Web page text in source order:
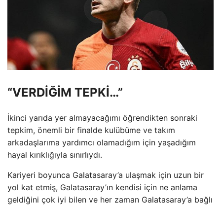
“VERDİĞİM TEPKİ…”
İkinci yarıda yer almayacağımı öğrendikten sonraki
tepkim, önemli bir finalde kulübüme ve takım
arkadaşlarıma yardımcı olamadığım için yaşadığım
hayal kırıklığıyla sınırlıydı.
Kariyeri boyunca Galatasaray’a ulaşmak için uzun bir
yol kat etmiş, Galatasaray’ın kendisi için ne anlama
geldiğini çok iyi bilen ve her zaman Galatasaray’a bağlı